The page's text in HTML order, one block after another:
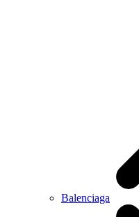
Balenciaga